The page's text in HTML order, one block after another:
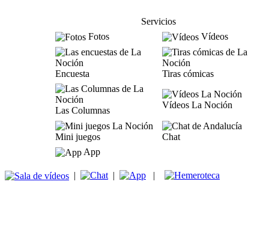
Servicios
Fotos
Vídeos
Encuesta Tiras cómicas
Las Columnas
Vídeos La Noción
Mini juegos
Chat
App
| | |